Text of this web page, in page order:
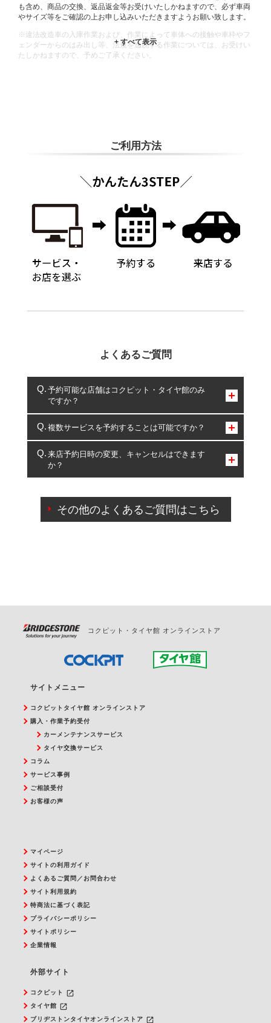
も含め、商品の交換、返品返金等お受けいたしかねますので、必ず車両
やサイズ等をご確認の上お申し込みいただきますようお願い致します。
※違法改造車の入庫作業および、作業によって車体への接触や車枠やフ
ェンダーからのはみ出し等、法規を逸脱する作業については、お受けい
たしかねますので、予めご了承ください。
ご利用方法
よくあるご質問
予約可能な店舗はコクピット・タイヤ館のみ
ですか？
コクピット・タイヤ館のみとなります。
複数サービスを予約することは可能ですか？
複数サービスのご予約は可能です。
一部の商品・サービスの組み合わせに限り、同時にご予約が
出来ないものもございます。
来店予約日時の変更、キャンセルはできます
か？
ご来店予約日の3営業日前を過ぎている場合のご予約
の日時変更につきましては、直接ご予約の店舗まで
その他のよくあるご質問はこちら
コクピット・タイヤ館 オンラインストア
サイトメニュー
コクピットタイヤ館 オンラインストア
購入・作業予約受付
カーメンテナンスサービス
タイヤ交換サービス
コラム
サービス事例
ご相談受付
お客様の声
マイページ
サイトの利用ガイド
よくあるご質問／お問合わせ
サイト利用規約
特商法に基づく表記
プライバシーポリシー
サイトポリシー
企業情報
外部サイト
コクピット launch
タイヤ館 launch
ブリヂストンタイヤオンラインストア launch